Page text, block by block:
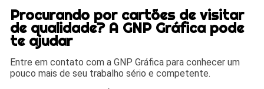
Procurando por cartões de visitar
de qualidade? A GNP Gráfica pode
te ajudar
Entre em contato com a GNP Gráfica para conhecer um
pouco mais de seu trabalho sério e competente.